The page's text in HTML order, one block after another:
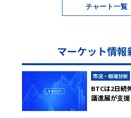
チャート一覧
マーケット情報
市況・相場分析
BTCは2日
議進展が支援